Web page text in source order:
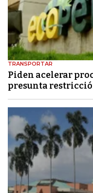
TRANSPORTAR
Piden acelerar
presunta